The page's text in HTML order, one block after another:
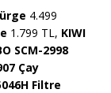
4.499
1.799 TL, KIWI
SCM-2998
Çay
Filtre